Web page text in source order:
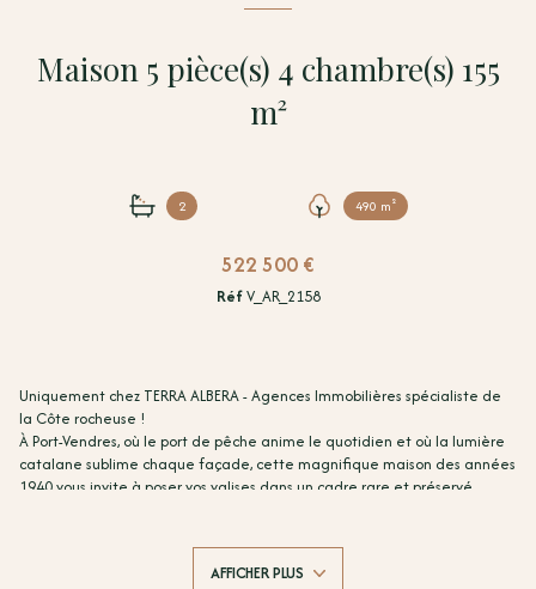
Maison 5 pièce(s) 4 chambre(s) 155
m²
2 490 m²
522 500 €
RéfV_AR_2158
Uniquement chez TERRA ALBERA - Agences Immobilières spécialiste de
la Côte rocheuse !
À Port-Vendres, où le port de pêche anime le quotidien et où la lumière
catalane sublime chaque façade, cette magnifique maison des années
1940 vous invite à poser vos valises dans un cadre rare et préservé.
immédiatement pour le salon-séjour et sa terrasse avec vue sur le port
— un spectacle à savourer à toute heure du jour.
AFFICHER PLUS